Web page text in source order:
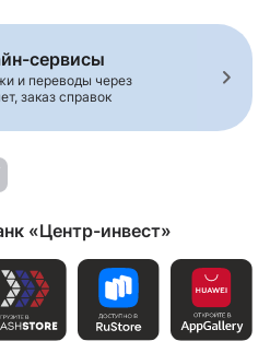
сервисы
и переводы через
заказ справок
«Центр-инвест»